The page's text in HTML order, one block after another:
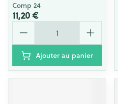
Comp 24
11,20 €
Quantité
Ajouter au panier